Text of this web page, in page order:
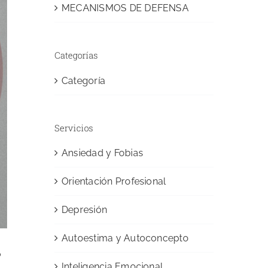
MECANISMOS DE DEFENSA
Categorías
Categoría
Servicios
Ansiedad y Fobias
Orientación Profesional
Depresión
Autoestima y Autoconcepto